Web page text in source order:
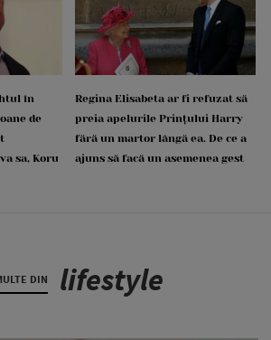
în
de
sa, Koru
Regina Elisabeta ar fi refuzat să
preia apelurile Prințului Harry
fără un martor lângă ea. De ce a
ajuns să facă un asemenea gest
DIN lifestyle